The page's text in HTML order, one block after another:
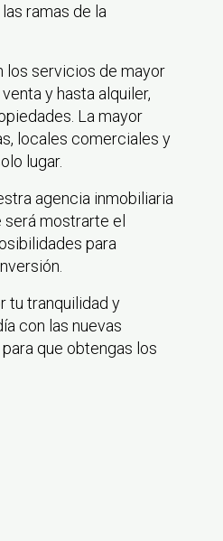
ramas de la
los servicios de mayor
y hasta alquiler,
La mayor
locales comerciales y
lugar.
agencia inmobiliaria
será mostrarte el
para
tu tranquilidad y
con las nuevas
que obtengas los